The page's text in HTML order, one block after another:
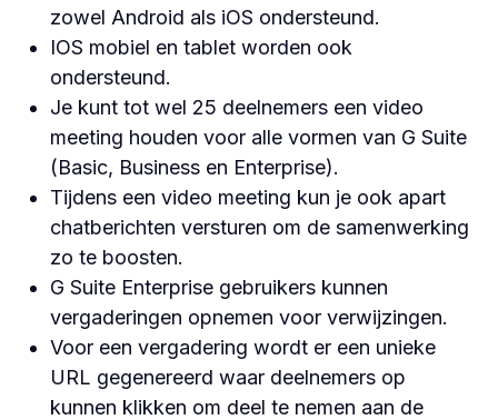
zowel Android als iOS ondersteund.
IOS mobiel en tablet worden ook
ondersteund.
Je kunt tot wel 25 deelnemers een video
meeting houden voor alle vormen van G Suite
(Basic, Business en Enterprise).
Tijdens een video meeting kun je ook apart
chatberichten versturen om de samenwerking
zo te boosten.
G Suite Enterprise gebruikers kunnen
vergaderingen opnemen voor verwijzingen.
Voor een vergadering wordt er een unieke
URL gegenereerd waar deelnemers op
kunnen klikken om deel te nemen aan de